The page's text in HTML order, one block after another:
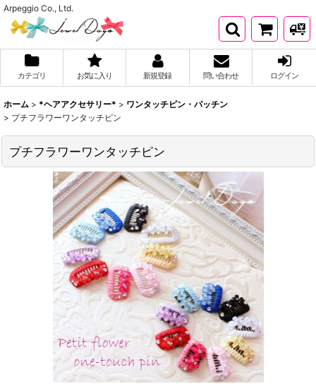
Arpeggio Co., Ltd.
カテゴリ お気に入り 新規登録 問い合わせ ログイン
ホーム > *ヘアアクセサリー* > ワンタッチピン・パッチン
> プチフラワーワンタッチピン
プチフラワーワンタッチピン